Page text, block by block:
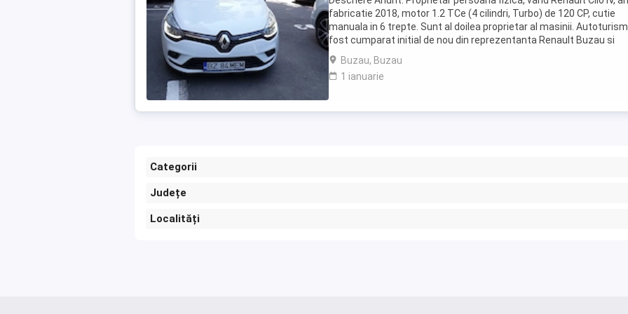
fabricatie 2018, motor 1.2 TCe (4 cilindri, Turbo) de 120 CP, cutie
manuala in 6 trepte. Sunt al doilea proprietar al masinii.
fost cumparat initial de nou din reprezentanta Renault Buzau si
dispune de istoric complet ...
Buzau, Buzau
1 ianuarie
Categorii
Județe
Localități